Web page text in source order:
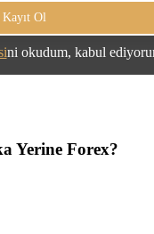
ni okudum, kabul
Yerine Forex?